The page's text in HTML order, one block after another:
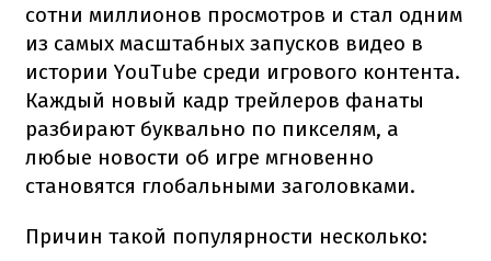
сотни миллионов просмотров и стал одним
из самых масштабных запусков видео в
истории YouTube среди игрового контента.
Каждый новый кадр трейлеров фанаты
разбирают буквально по пикселям, а
любые новости об игре мгновенно
становятся глобальными заголовками.
Причин такой популярности несколько: